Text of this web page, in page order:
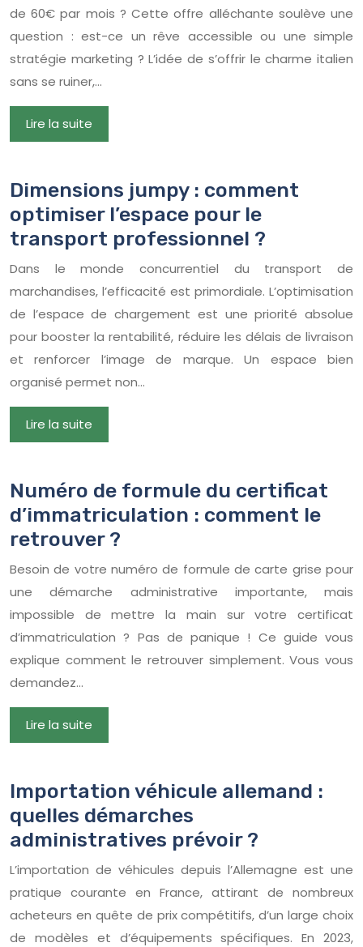
de 60€ par mois ? Cette offre alléchante soulève une
question : est-ce un rêve accessible ou une simple
stratégie marketing ? L’idée de s’offrir le charme italien
sans se ruiner,…
Lire la suite
Dimensions jumpy : comment
optimiser l’espace pour le
transport professionnel ?
Dans le monde concurrentiel du transport de
marchandises, l’efficacité est primordiale. L’optimisation
de l’espace de chargement est une priorité absolue
pour booster la rentabilité, réduire les délais de livraison
et renforcer l’image de marque. Un espace bien
organisé permet non…
Lire la suite
Numéro de formule du certificat
d’immatriculation : comment le
retrouver ?
Besoin de votre numéro de formule de carte grise pour
une démarche administrative importante, mais
impossible de mettre la main sur votre certificat
d’immatriculation ? Pas de panique ! Ce guide vous
explique comment le retrouver simplement. Vous vous
demandez…
Lire la suite
Importation véhicule allemand :
quelles démarches
administratives prévoir ?
L’importation de véhicules depuis l’Allemagne est une
pratique courante en France, attirant de nombreux
acheteurs en quête de prix compétitifs, d’un large choix
de modèles et d’équipements spécifiques. En 2023,